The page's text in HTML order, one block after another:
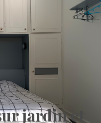
jardin et